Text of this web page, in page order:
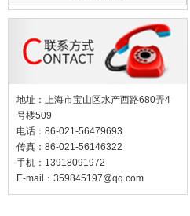
地址：上海市宝山区水产西路680弄4
号楼509
电话：86-021-56479693
传真：86-021-56146322
手机：13918091972
E-mail： 359845197@qq.com